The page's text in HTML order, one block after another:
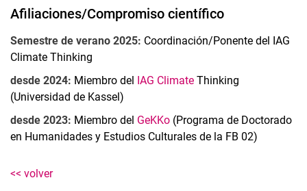
Afiliaciones/Compromiso científico
Semestre de verano 2025: Coordinación/Ponente del IAG
Climate Thinking
desde 2024: Miembro del IAG Climate Thinking
(Universidad de Kassel)
desde 2023: Miembro del GeKKo (Programa de Doctorado
en Humanidades y Estudios Culturales de la FB 02)
<< volver